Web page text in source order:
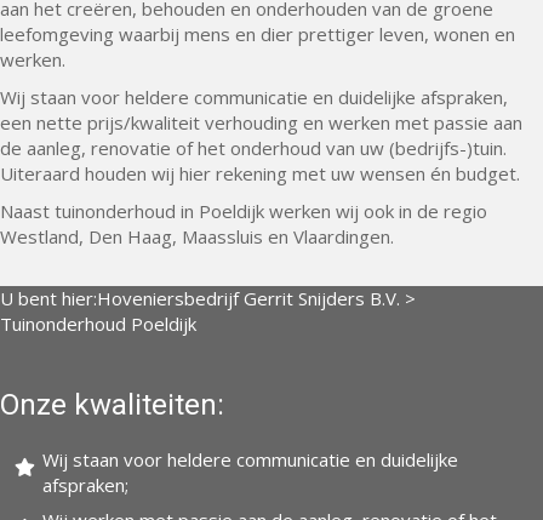
aan het creëren, behouden en onderhouden van de groene
leefomgeving waarbij mens en dier prettiger leven, wonen en
werken.
Wij staan voor heldere communicatie en duidelijke afspraken,
een nette prijs/kwaliteit verhouding en werken met passie aan
de aanleg, renovatie of het onderhoud van uw (bedrijfs-)tuin.
Uiteraard houden wij hier rekening met uw wensen én budget.
Naast tuinonderhoud in Poeldijk werken wij ook in de regio
Westland, Den Haag, Maassluis en Vlaardingen.
U bent hier:Hoveniersbedrijf Gerrit Snijders B.V. >
Tuinonderhoud Poeldijk
Onze kwaliteiten:
Wij staan voor heldere communicatie en duidelijke
afspraken;